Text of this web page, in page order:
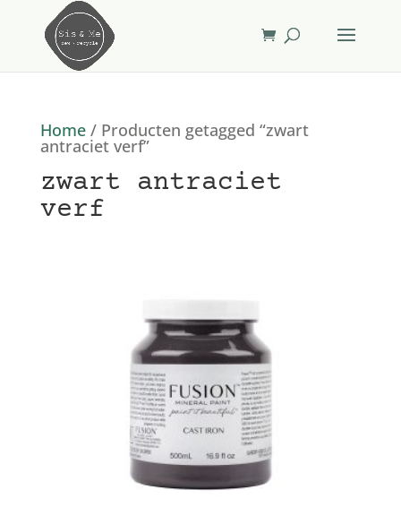
Home/ Producten getagged “zwart
antraciet verf”
zwart antraciet
verf